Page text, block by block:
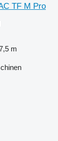
TF M Pro
m